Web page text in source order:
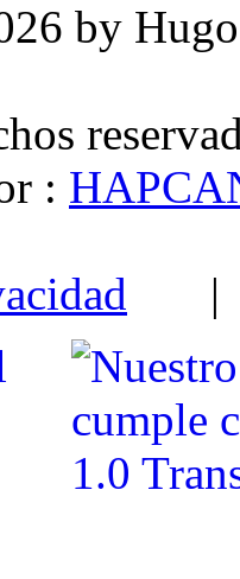
by
: